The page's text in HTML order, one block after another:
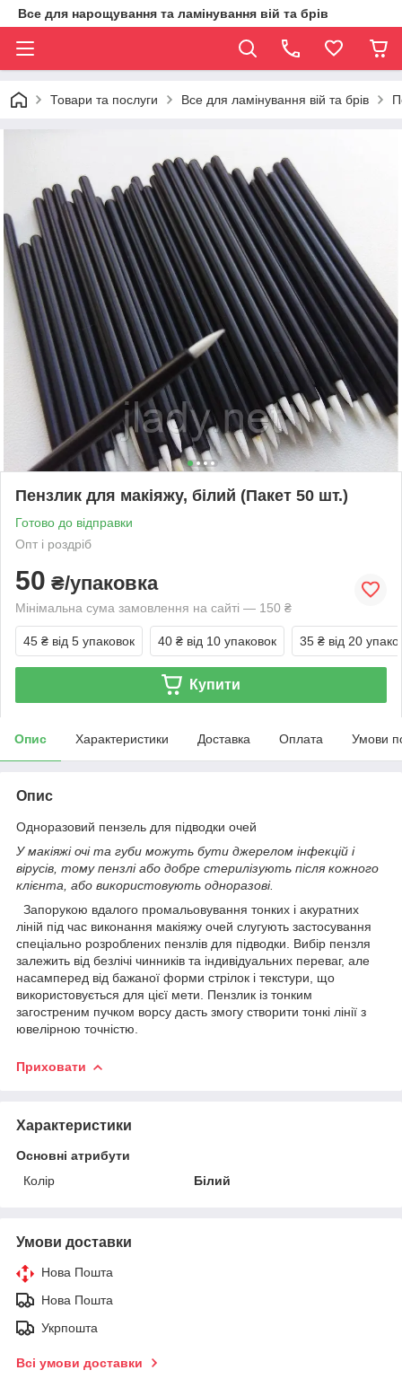
Все для нарощування та ламінування вій та брів
Товари та послуги Все для ламінування вій та брів
Пензлик для макіяжу, білий (Пакет 50 шт.)
Готово до відправки
Опт і роздріб
50 ₴/упаковка
Мінімальна сума замовлення на сайті — 150 ₴
45 ₴ від 5 упаковок 40 ₴ від 10 упаковок 35 ₴ від 20
Купити
Опис Характеристики Доставка Оплата Умови
Опис
Одноразовий пензель для підводки очей
У макіяжі очі та губи можуть бути джерелом інфекцій і
вірусів, тому пензлі або добре стерилізують після кожного
клієнта, або використовують одноразові.
Запорукою вдалого промальовування тонких і акуратних
ліній під час виконання макіяжу очей слугують застосування
спеціально розроблених пензлів для підводки. Вибір пензля
залежить від безлічі чинників та індивідуальних переваг, але
насамперед від бажаної форми стрілок і текстури, що
використовується для цієї мети. Пензлик із тонким
загостреним пучком ворсу дасть змогу створити тонкі лінії з
ювелірною точністю.
Приховати
Характеристики
Основні атрибути
Колір
Білий
Умови доставки
Нова Пошта
Нова Пошта
Укрпошта
Всі умови доставки